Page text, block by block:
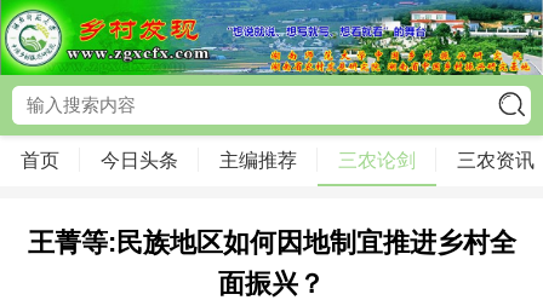
首页 今日头条 主编推荐 三农论剑 三农资讯
王菁等:民族地区如何因地制宜推进乡村全
面振兴？